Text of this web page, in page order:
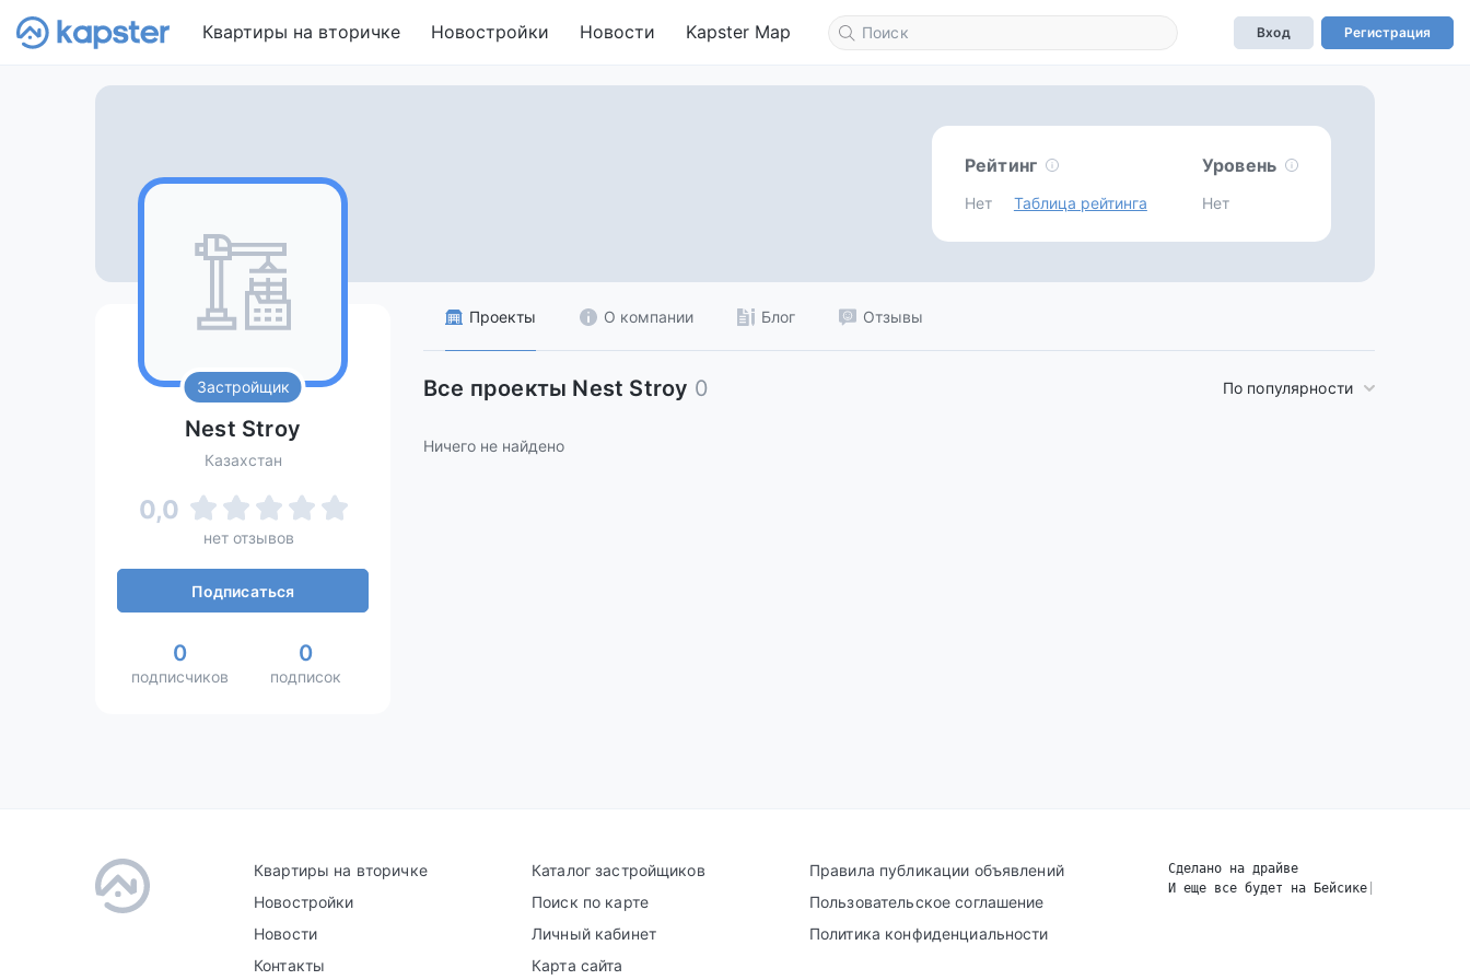
Квартиры на вторичке Новостройки Новости Kapster Map Вход Регистрация
Рейтинг
Нет Таблица рейтинга
Уровень
Нет
Застройщик
Nеst Strоу
Казахстан
0,0
нет отзывов
Подписаться
0
подписчиков
0
подписок
Проекты О компании Блог Отзывы
Все проекты Nеst Strоу 0 По популярности
Ничего не найдено
Квартиры на вторичке
Новостройки
Новости
Контакты
Каталог застройщиков
Поиск по карте
Личный кабинет
Карта сайта
Правила публикации объявлений
Пользовательское соглашение
Политика конфиденциальности
Сделано на драйве
И еще все будет на Бейсике